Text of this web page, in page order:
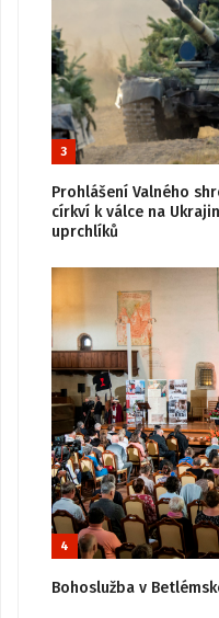
3
Prohlášení Valného
církví k válce na
uprchlíků
4
Bohoslužba v